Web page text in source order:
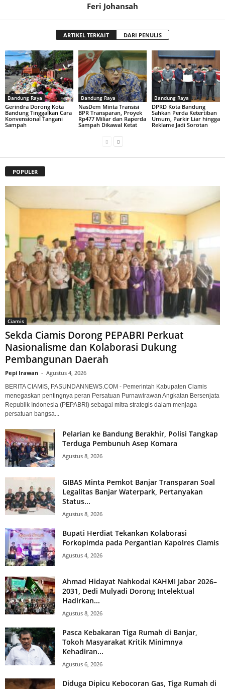
Feri Johansah
ARTIKEL TERKAIT DARI PENULIS
Bandung Raya
Gerindra Dorong Kota
Bandung Tinggalkan Cara
Konvensional Tangani
Sampah
Bandung Raya
NasDem Minta Transisi
BPR Transparan, Proyek
Rp477 Miliar dan Raperda
Sampah Dikawal Ketat
Bandung Raya
DPRD Kota Bandung
Sahkan Perda Ketertiban
Umum, Parkir Liar hingga
Reklame Jadi Sorotan
POPULER
Ciamis
Sekda Ciamis Dorong PEPABRI Perkuat
Nasionalisme dan Kolaborasi Dukung
Pembangunan Daerah
Pepi Irawan - Agustus 4, 2026
BERITA CIAMIS, PASUNDANNEWS.COM - Pemerintah Kabupaten Ciamis
menegaskan pentingnya peran Persatuan Purnawirawan Angkatan Bersenjata
Republik Indonesia (PEPABRI) sebagai mitra strategis dalam menjaga
persatuan bangsa...
Pelarian ke Bandung Berakhir, Polisi Tangkap
Terduga Pembunuh Asep Komara
Agustus 8, 2026
GIBAS Minta Pemkot Banjar Transparan Soal
Legalitas Banjar Waterpark, Pertanyakan
Status...
Agustus 8, 2026
Bupati Herdiat Tekankan Kolaborasi
Forkopimda pada Pergantian Kapolres Ciamis
Agustus 4, 2026
Ahmad Hidayat Nahkodai KAHMI Jabar 2026–
2031, Dedi Mulyadi Dorong Intelektual
Hadirkan...
Agustus 8, 2026
Pasca Kebakaran Tiga Rumah di Banjar,
Tokoh Masyarakat Kritik Minimnya
Kehadiran...
Agustus 6, 2026
Diduga Dipicu Kebocoran Gas, Tiga Rumah di